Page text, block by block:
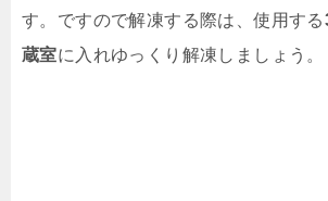
す。ですので解凍する際は、使用する
蔵室に入れゆっくり解凍しましょう。